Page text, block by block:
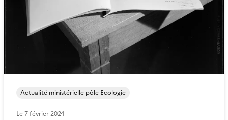
Actualité ministérielle pôle Ecologie
Le7 février 2024